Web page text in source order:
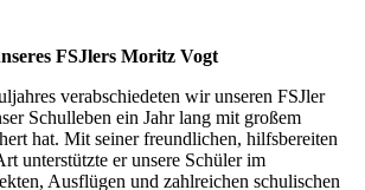
FSJlers Moritz Vogt
verabschiedeten wir unseren FSJler
Schulleben ein Jahr lang mit großem
hat. Mit seiner freundlichen, hilfsbereiten
unterstützte er unsere Schüler im
Ausflügen und zahlreichen schulischen